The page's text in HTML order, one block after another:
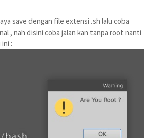
save dengan file extensi .sh lalu coba
, nah disini coba jalan kan tanpa root nanti
: